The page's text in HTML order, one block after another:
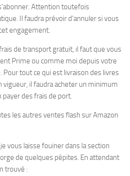
Attention toutefois
Il faudra prévoir d’annuler si vous
engagement.
de transport gratuit, il faut que vous
Prime ou comme moi depuis votre
tout ce qui est livraison des livres
vigueur, il faudra acheter un minimum
payer des frais de port.
les autres ventes flash sur Amazon
vous laisse fouiner dans la section
de quelques pépites. En attendant
trouvé :